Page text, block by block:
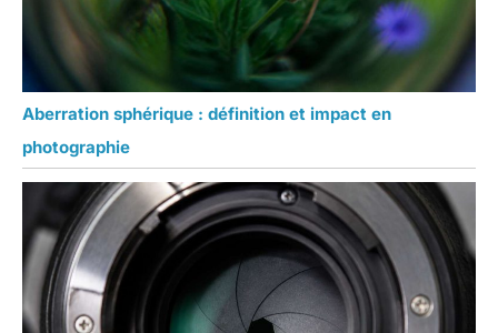
Aberration sphérique : définition et impact en
photographie